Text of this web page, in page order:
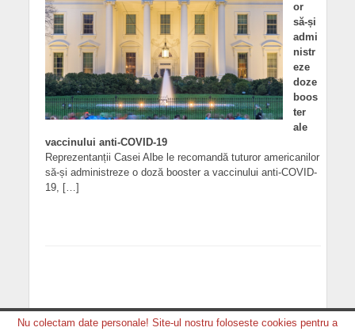
or
să-și
admi
nistr
eze
doze
boos
ter
ale
vaccinului anti-COVID-19
Reprezentanții Casei Albe le recomandă tuturor americanilor
să-și administreze o doză booster a vaccinului anti-COVID-
19, […]
Nu colectam date personale! Site-ul nostru foloseste cookies pentru a